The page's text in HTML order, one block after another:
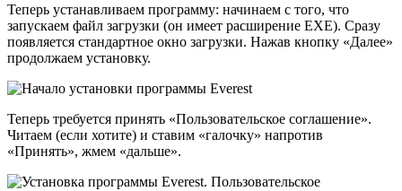
Теперь устанавливаем программу: начинаем с того, что
запускаем файл загрузки (он имеет расширение EXE). Сразу
появляется стандартное окно загрузки. Нажав кнопку «Далее»
продолжаем установку.
Теперь требуется принять «Пользовательское соглашение».
Читаем (если хотите) и ставим «галочку» напротив
«Принять», жмем «дальше».